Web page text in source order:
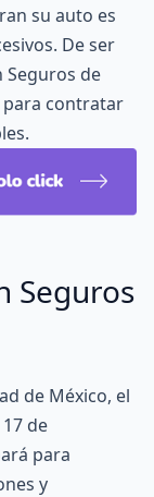
su auto es
De ser
Seguros de
para contratar
Seguros
de México, el
de
para
y